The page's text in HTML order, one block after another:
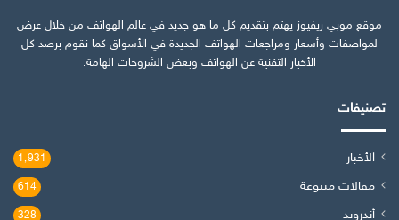
موقع موبي ريفيوز يهتم بتقديم كل ما هو جديد في عالم الهواتف من خلال عرض
لمواصفات وأسعار ومراجعات الهواتف الجديدة في الأسواق كما نقوم برصد كل
الأخبار التقنية عن الهواتف وبعض الشروحات الهامة.
تصنيفات
الأخبار 1٬931
مقالات متنوعة 614
أندرويد 328